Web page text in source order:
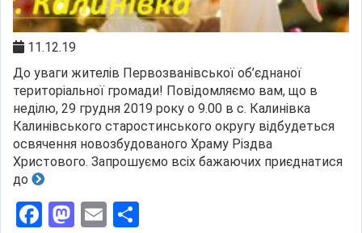
11.12.19
До уваги жителів Первозванівської об’єднаної
територіальної громади! Повідомляємо вам, що в
неділю, 29 грудня 2019 року о 9.00 в с. Калинівка
Калинівського старостинського округу відбудеться
освячення новозбудованого Храму Різдва
Христового. Запрошуємо всіх бажаючих приєднатися
до
Facebook
Mastodon
Email